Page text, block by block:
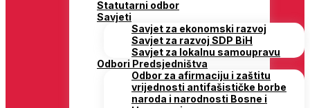
Statutarni odbor
Savjeti
Savjet za ekonomski razvoj
Savjet za razvoj SDP BiH
Savjet za lokalnu samoupravu
Odbori Predsjedništva
Odbor za afirmaciju i zaštitu
vrijednosti antifašističke borbe
naroda i narodnosti Bosne i